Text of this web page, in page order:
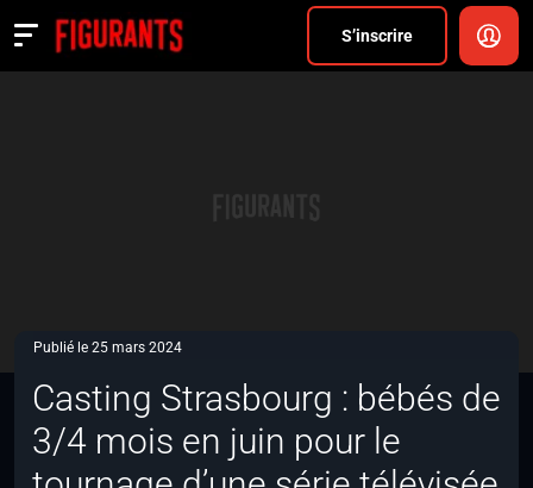
S’inscrire
Actualités
Publié le 25 mars 2024
Casting Strasbourg : bébés de
3/4 mois en juin pour le